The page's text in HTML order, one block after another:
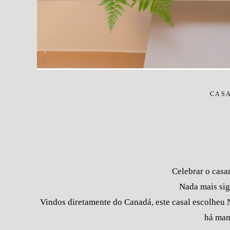
Celebrar o
Nada mais
Vindos diretamente do Canadá, este casal
há